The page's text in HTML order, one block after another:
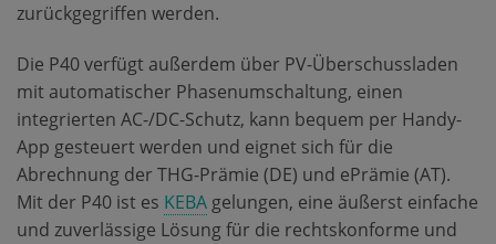
zurückgegriffen werden.
Die P40 verfügt außerdem über PV-Überschussladen
mit automatischer Phasenumschaltung, einen
integrierten AC-/DC-Schutz, kann bequem per Handy-
App gesteuert werden und eignet sich für die
Abrechnung der THG-Prämie (DE) und ePrämie (AT).
Mit der P40 ist es KEBA gelungen, eine äußerst einfache
und zuverlässige Lösung für die rechtskonforme und